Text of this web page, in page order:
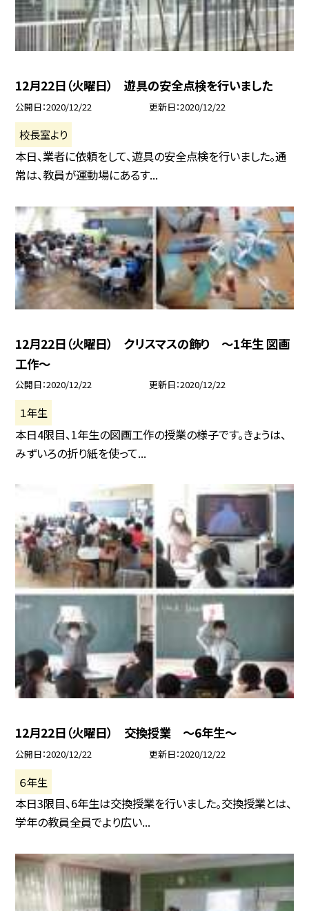
12月22日（火曜日） 遊具の安全点検を行いました
公開日 2020/12/22 更新日 2020/12/22
校長室より
本日、業者に依頼をして、遊具の安全点検を行いました。通
常は、教員が運動場にあるす...
12月22日（火曜日） クリスマスの飾り 〜1年生 図画
工作〜
公開日 2020/12/22 更新日 2020/12/22
１年生
本日4限目、1年生の図画工作の授業の様子です。きょうは、
みずいろの折り紙を使って...
12月22日（火曜日） 交換授業 〜6年生〜
公開日 2020/12/22 更新日 2020/12/22
６年生
本日3限目、6年生は交換授業を行いました。交換授業とは、
学年の教員全員でより広い...